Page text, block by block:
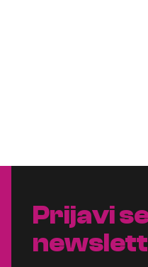
Prijavi